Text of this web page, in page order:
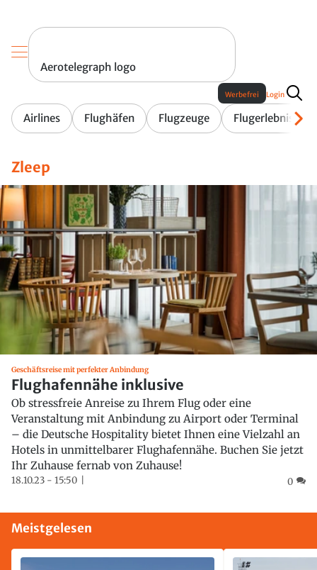
Aerotelegraph logo
Airlines Flughäfen Flugzeuge Flugerlebnis
Werbefrei Login
Zleep
Geschäftsreise mit perfekter Anbindung
Flughafennähe inklusive
Ob stressfreie Anreise zu Ihrem Flug oder eine
Veranstaltung mit Anbindung zu Airport oder Terminal
– die Deutsche Hospitality bietet Ihnen eine Vielzahl an
Hotels in unmittelbarer Flughafennähe. Buchen Sie jetzt
Ihr Zuhause fernab von Zuhause!
18.10.23 - 15:50 0
Meistgelesen